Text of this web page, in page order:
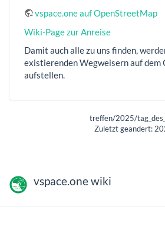
vspace.one auf OpenStreetMap
Wiki-Page zur Anreise
Damit auch alle zu uns finden,
existierenden Wegweisern auf dem
aufstellen.
treffen/2025/
Zuletzt geändert:
vspace.one wiki